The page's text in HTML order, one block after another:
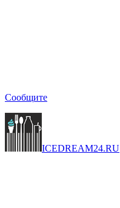
Сообщите
ICEDREAM24.RU